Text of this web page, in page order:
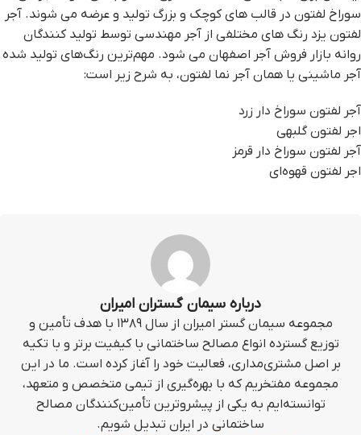
سوراخ لفتون در قالب های کوچک و بزرگ تولید و عرضه می شوند. آجر
لفتون یزد رنگ های مختلفی از آجر مهندسی توسط تولید کنندگان
روانه بازار فروش آجر اصفهان می شود. مهم‌ترین رنگ‌های تولید شده
آجر ماشینی یا همان آجر نما لفتون، به شرح زیر است:
آجر لفتون سوراخ دار زرد
اجر لفتون گلبهی
آجر لفتون سوراخ دار قرمز
اجر لفتون قهوه‌ای
درباره سیمان گستران امیران
مجموعه سیمان گستر امیران از سال ۱۳۸۹ با هدف تأمین و
توزیع گسترده انواع مصالح ساختمانی با کیفیت برتر و با تکیه
بر اصل مشتری‌مداری، فعالیت خود را آغاز کرده است. ما در این
مجموعه مفتخریم که با بهره‌گیری از تیمی متخصص و متعهد،
توانسته‌ایم به یکی از پیشروترین تأمین‌کنندگان مصالح
ساختمانی در ایران تبدیل شویم.